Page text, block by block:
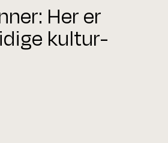
Her er
kultur-